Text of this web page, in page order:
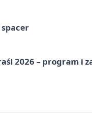
spacer
2026 – program i